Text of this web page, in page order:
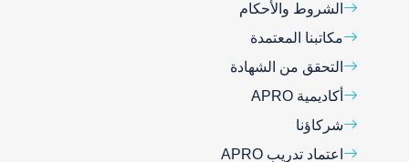
الشروط والأحكام
مكاتبنا المعتمدة
التحقق من الشهادة
أكاديمية APRO
شركاؤنا
اعتماد تدريب APRO